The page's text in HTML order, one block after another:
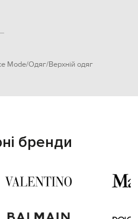
Mode Одяг Верхній одяг
бренди